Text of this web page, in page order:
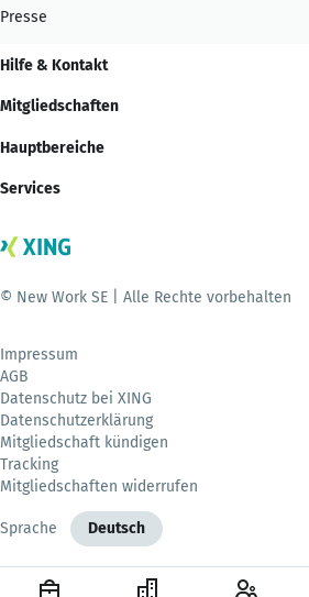
Presse
Hilfe & Kontakt
Mitgliedschaften
Hauptbereiche
Services
© New Work SE | Alle Rechte vorbehalten
Impressum
AGB
Datenschutz bei XING
Datenschutzerklärung
Mitgliedschaft kündigen
Tracking
Mitgliedschaften widerrufen
Sprache Deutsch